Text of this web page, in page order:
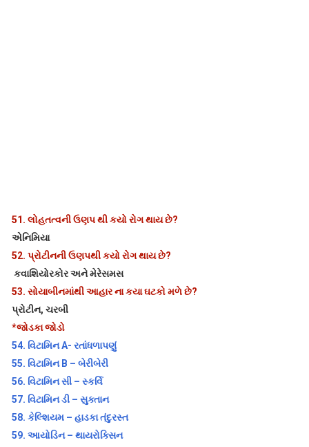
51. લોહતત્વની ઉણપ થી કયો રોગ થાય છે?
એનિમિયા
52. પ્રોટીનની ઉણપથી કયો રોગ થાય છે?
કવાશિયોરકોર અને મેરેસમસ
53. સોયાબીનમાંથી આહાર ના કયા ઘટકો મળે છે?
પ્રોટીન, ચરબી
*જોડકા જોડો
54. વિટામિન A- રતાંધળાપણું
55. વિટામિન B – બેરીબેરી
56. વિટામિન સી – સ્કર્વિ
57. વિટામિન ડી – સુક્તાન
58. કેલ્શિયમ – હાડકા તંદુરસ્ત
59. આયોડિન – થાયરોક્સિન